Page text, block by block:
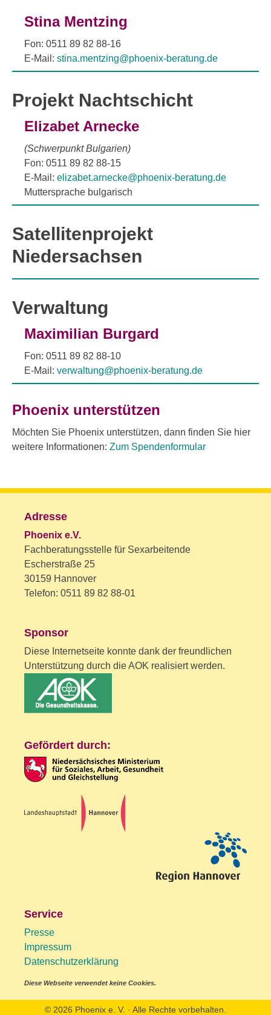
Stina Mentzing
Fon: 0511 89 82 88-16
E-Mail: stina.mentzing@phoenix-beratung.de
Projekt Nachtschicht
Elizabet Arnecke
(Schwerpunkt Bulgarien)
Fon: 0511 89 82 88-15
E-Mail: elizabet.arnecke@phoenix-beratung.de
Muttersprache bulgarisch
Satellitenprojekt
Niedersachsen
Verwaltung
Maximilian Burgard
Fon: 0511 89 82 88-10
E-Mail: verwaltung@phoenix-beratung.de
Phoenix unterstützen
Möchten Sie Phoenix unterstützen, dann finden Sie hier
weitere Informationen: Zum Spendenformular
Adresse
Phoenix e.V.
Fachberatungsstelle für Sexarbeitende
Escherstraße 25
30159 Hannover
Telefon: 0511 89 82 88-01
Sponsor
Diese Internetseite konnte dank der freundlichen
Unterstützung durch die AOK realisiert werden.
Gefördert durch:
Service
Presse
Impressum
Datenschutzerklärung
Diese Webseite verwendet keine Cookies.
© 2026 Phoenix e. V. · Alle Rechte vorbehalten.